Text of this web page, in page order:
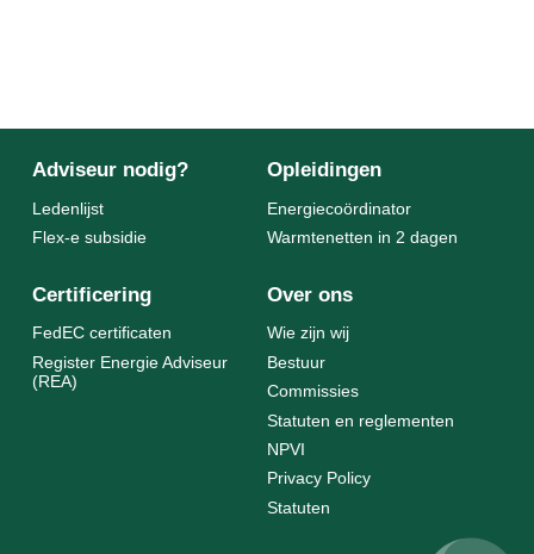
Adviseur nodig?
Ledenlijst
Flex-e subsidie
Opleidingen
Energiecoördinator
Warmtenetten in 2 dagen
Certificering
FedEC certificaten
Register Energie Adviseur
(REA)
Over ons
Wie zijn wij
Bestuur
Commissies
Statuten en reglementen
NPVI
Privacy Policy
Statuten